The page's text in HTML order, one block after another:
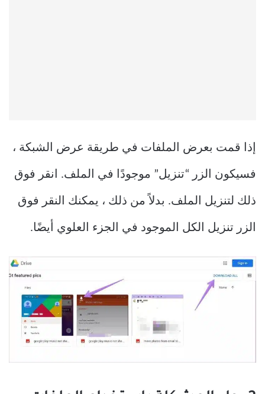
إذا قمت بعرض الملفات في طريقة عرض الشبكة ،
فسيكون الزر “تنزيل” موجودًا في الملف. انقر فوق
ذلك لتنزيل الملف. بدلاً من ذلك ، يمكنك النقر فوق
الزر تنزيل الكل الموجود في الجزء العلوي أيضًا.